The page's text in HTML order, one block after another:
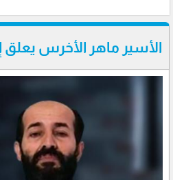
الأسير ماهر الأخرس يعلق